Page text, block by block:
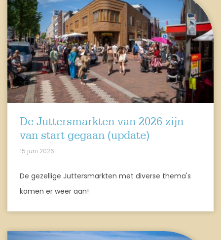
De Juttersmarkten van 2026 zijn
van start gegaan (update)
15 juni 2026
De gezellige Juttersmarkten met diverse thema's
komen er weer aan!